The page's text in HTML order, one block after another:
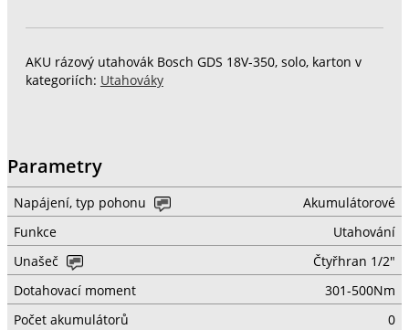
AKU rázový utahovák Bosch GDS 18V-350, solo, karton v
kategoriích: Utahováky
Parametry
Napájení, typ pohonu
Akumulátorové
Funkce
Utahování
Unašeč
Čtyřhran 1/2"
Dotahovací moment
301-500Nm
Počet akumulátorů
0